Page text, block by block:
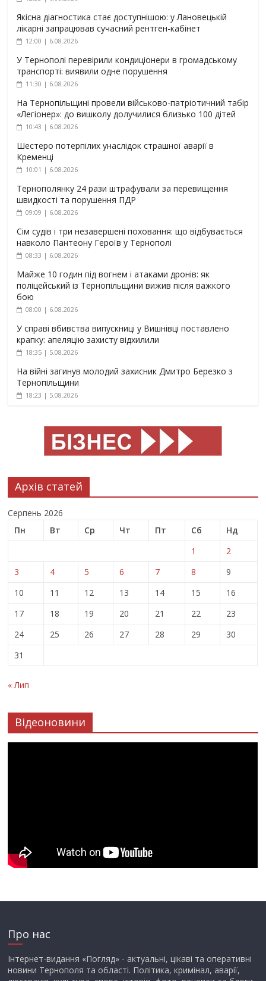
Якісна діагностика стає доступнішою: у Лановецькій
лікарні запрацював сучасний рентген-кабінет
12:00 | 6.08.2026
У Тернополі перевірили кондиціонери в громадському
транспорті: виявили одне порушення
11:30 | 6.08.2026
На Тернопільщині провели військово-патріотичний табір
«Легіонер»: до вишколу долучилися близько 100 дітей
10:43 | 6.08.2026
Шестеро потерпілих унаслідок страшної аварії в
Кременці
10:01 | 6.08.2026
Тернополянку 24 рази штрафували за перевищення
швидкості та порушення ПДР
09:09 | 6.08.2026
Сім судів і три незавершені поховання: що відбувається
навколо Пантеону Героїв у Тернополі
08:33 | 6.08.2026
Майже 10 годин під вогнем і атаками дронів: як
поліцейський із Тернопільщини вижив після важкого
бою
08:00 | 6.08.2026
У справі вбивства випускниці у Вишнівці поставлено
крапку: апеляцію захисту відхилили
18:35 | 5.08.2026
На війні загинув молодий захисник Дмитро Березко з
Тернопільщини
18:23 | 5.08.2026
Архів статей
Серпень 2026
Пн
Вт Ср Чт Пт Сб
Нд
1
2
3
4 5 6 7 8
9
10
11 12 13 14 15
16
17
18 19 20 21 22
23
24
25 26 27 28 29
30
31
« Лип
Відеоновини
Про нас
Інтернет-видання «Погляд» - актуальні, цікаві та оперативні
новини Тернополя та області. Політика, кримінал, аварії,